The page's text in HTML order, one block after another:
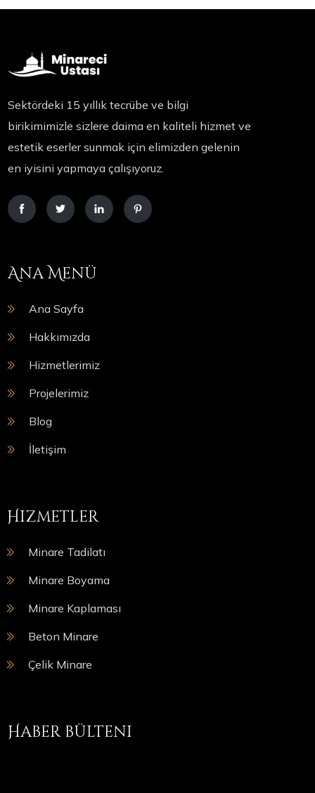
Sektördeki 15 yıllık tecrübe ve bilgi
birikimimizle sizlere daima en kaliteli hizmet ve
estetik eserler sunmak için elimizden gelenin
en iyisini yapmaya çalışıyoruz.
Ana Menü
Ana Sayfa
Hakkımızda
Hizmetlerimiz
Projelerimiz
Blog
İletişim
Hizmetler
Minare Tadilatı
Minare Boyama
Minare Kaplaması
Beton Minare
Çelik Minare
Haber bülteni